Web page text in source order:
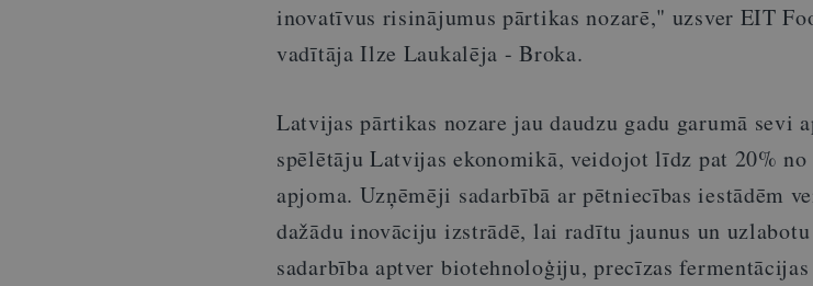
inovatīvus risinājumus pārtikas nozarē," uzsver EIT
vadītāja Ilze Laukalēja - Broka.
Latvijas pārtikas nozare jau daudzu gadu garumā sevi
spēlētāju Latvijas ekonomikā, veidojot līdz pat 20% no
apjoma. Uzņēmēji sadarbībā ar pētniecības iestādēm
dažādu inovāciju izstrādē, lai radītu jaunus un
sadarbība aptver biotehnoloģiju, precīzas